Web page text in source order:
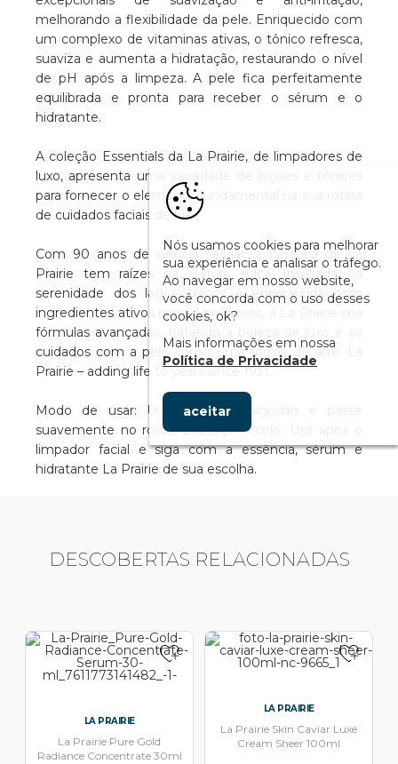
melhorando a flexibilidade da pele. Enriquecido com
um complexo de vitaminas ativas, o tônico refresca,
suaviza e aumenta a hidratação, restaurando o nível
de pH após a limpeza. A pele fica perfeitamente
equilibrada e pronta para receber o sérum e o
hidratante.
A coleção Essentials da La Prairie, de limpadores de
luxo, apresenta uma variedade de loções e tônicos
para fornecer o elemento fundamental na sua rotina
de cuidados faciais de luxo.
Com 90 anos de ciência celular, a herança da La
Prairie tem raízes na cultura suíça. Inspirada na
serenidade dos lagos suíços e enriquecida com
ingredientes ativos raros e preciosos, a La Prairie cria
fórmulas avançadas, tratando a beleza de luxo e os
cuidados com a pele como uma forma de arte. La
Prairie – adding life to years since 1931.
Modo de usar: Umedeça um algodão e passe
suavemente no rosto, pescoço e colo. Use após o
limpador facial e siga com a essência, sérum e
hidratante La Prairie de sua escolha.
DESCOBERTAS RELACIONADAS
LA PRAIRIE
La Prairie Pure Gold
Radiance Concentrate 30ml
LA PRAIRIE
La Prairie Skin Caviar Luxe
Cream Sheer 100ml
Nós usamos cookies para melhorar
sua experiência e analisar o tráfego.
Ao navegar em nosso website,
você concorda com o uso desses
cookies, ok?
Mais informações em nossa
Política de Privacidade
aceitar